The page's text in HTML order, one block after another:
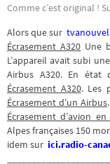
Comme c’est original !
Alors que sur
Écrasement A320 Une
L’appareil avait subi
Airbus A320. En état
Écrasement A320. Les
Écrasement d’un Airbus
Écrasement d’avion en
Alpes françaises 150
idem sur ici.radio-